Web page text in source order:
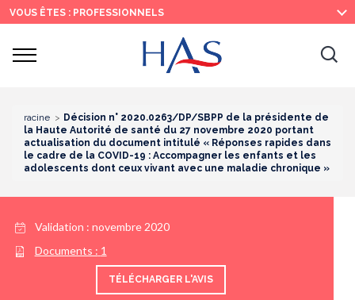
Recherche
Menu
principal
Contenu
principal
VOUS ÊTES : PROFESSIONNELS
Ouvrir
racine
Décision n° 2020.0263/DP/SBPP de la présidente de
la Haute Autorité de santé du 27 novembre 2020 portant
actualisation du document intitulé « Réponses rapides dans
le cadre de la COVID-19 : Accompagner les enfants et les
adolescents dont ceux vivant avec une maladie chronique »
Validation : novembre 2020
Documents : 1
TÉLÉCHARGER L'AVIS